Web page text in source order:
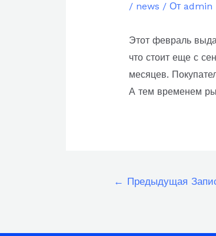
/ news / От admin
Этот февраль
что стоит еще с
месяцев.
А тем временем
Навигация
← Предыдущая